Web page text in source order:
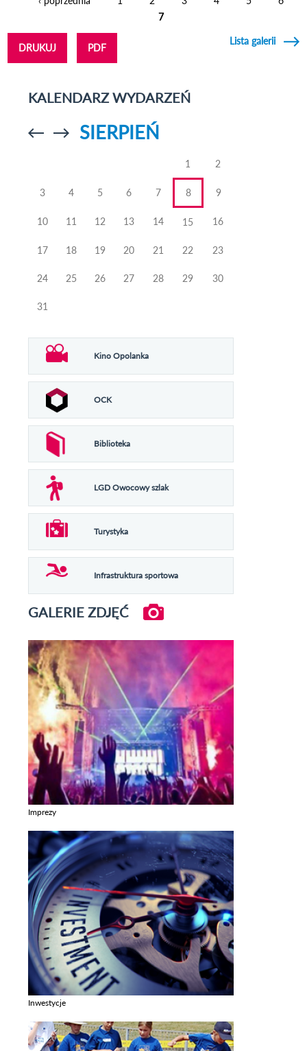
7
DRUKUJ PDF
Lista galerii
KALENDARZ WYDARZEŃ
Przejdź doPrzejdź do
SIERPIEŃ
1 2
3 4 5 6 7 8 9
10 11 12 13 14 15 16
17 18 19 20 21 22 23
24 25 26 27 28 29 30
31
Kino Opolanka
OCK
Biblioteka
LGD Owocowy szlak
Turystyka
Infrastruktura sportowa
GALERIE ZDJĘĆ
Imprezy
Inwestycje